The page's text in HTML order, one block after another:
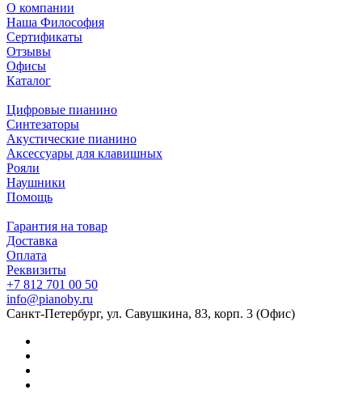
О компании
Наша Философия
Сертификаты
Отзывы
Офисы
Каталог
Цифровые пианино
Синтезаторы
Акустические пианино
Аксессуары для клавишных
Рояли
Наушники
Помощь
Гарантия на товар
Доставка
Оплата
Реквизиты
+7 812 701 00 50
info@pianoby.ru
Санкт-Петербург, ул. Савушкина, 83, корп. 3 (Офис)